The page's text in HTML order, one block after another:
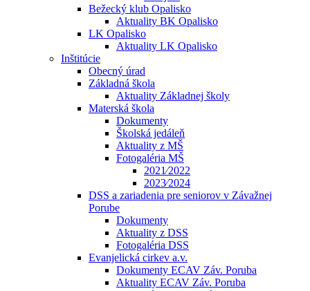
Bežecký klub Opalisko
Aktuality BK Opalisko
LK Opalisko
Aktuality LK Opalisko
Inštitúcie
Obecný úrad
Základná škola
Aktuality Základnej školy
Materská škola
Dokumenty
Školská jedáleň
Aktuality z MŠ
Fotogaléria MŠ
2021⁄2022
2023⁄2024
DSS a zariadenia pre seniorov v Závažnej
Porube
Dokumenty
Aktuality z DSS
Fotogaléria DSS
Evanjelická cirkev a.v.
Dokumenty ECAV Záv. Poruba
Aktuality ECAV Záv. Poruba